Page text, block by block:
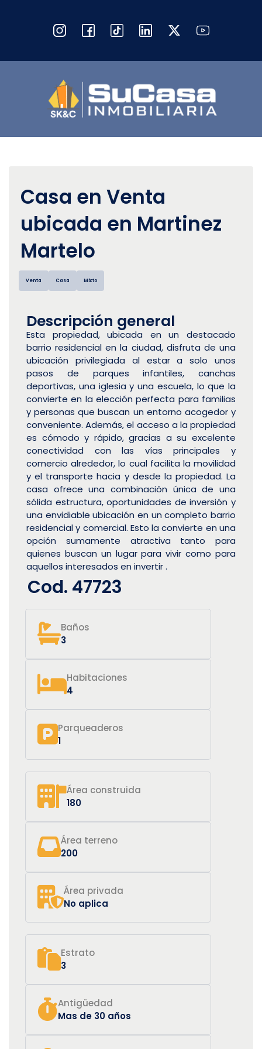
Casa en Venta
ubicada en Martinez
Martelo
Venta Casa Mixto
Descripción general
Esta propiedad, ubicada en un destacado
barrio residencial en la ciudad, disfruta de una
ubicación privilegiada al estar a solo unos
pasos de parques infantiles, canchas
deportivas, una iglesia y una escuela, lo que la
convierte en la elección perfecta para familias
y personas que buscan un entorno acogedor y
conveniente. Además, el acceso a la propiedad
es cómodo y rápido, gracias a su excelente
conectividad con las vías principales y
comercio alrededor, lo cual facilita la movilidad
y el transporte hacia y desde la propiedad. La
casa ofrece una combinación única de una
sólida estructura, oportunidades de inversión y
una envidiable ubicación en un completo barrio
residencial y comercial. Esto la convierte en una
opción sumamente atractiva tanto para
quienes buscan un lugar para vivir como para
aquellos interesados en invertir .
Cod. 47723
Baños
3
Habitaciones
4
Parqueaderos
1
Área construida
180
Área terreno
200
Área privada
No aplica
Estrato
3
Antigüedad
Mas de 30 años